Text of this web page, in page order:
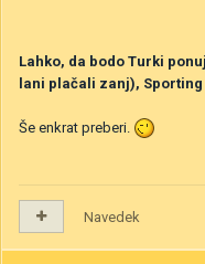
Lahko, da bodo Turki
lani plačali zanj),
Še enkrat preberi.
Navedek